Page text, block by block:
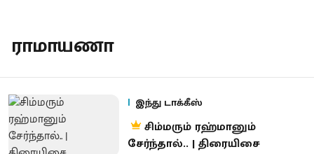
ராமாயணா
இந்து டாக்கீஸ்
சிம்மரும் ரஹ்மானும்
சேர்ந்தால்.. | திரையிசை